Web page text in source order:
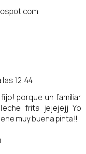
las 12:44
porque un familiar
frita jejejejj Yo
muy buena pinta!!